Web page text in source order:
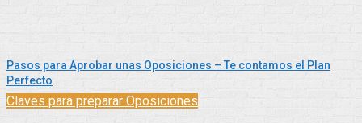
Pasos para Aprobar unas Oposiciones – Te contamos el Plan
Perfecto
Claves para preparar Oposiciones